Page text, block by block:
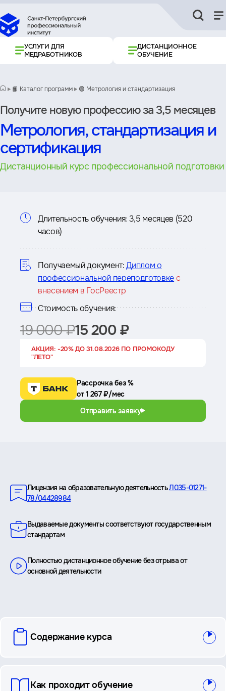
УСЛУГИ ДЛЯ
МЕДРАБОТНИКОВ
ДИСТАНЦИОННОЕ
ОБУЧЕНИЕ
📙 Каталог программ 🟢 Метрология и стандартизация
Получите новую профессию за 3,5 месяцев
Метрология, стандартизация и
сертификация
Дистанционный курс профессиональной подготовки
Информация
курсе
Длительность обучения: 3,5 месяцев (520
часов)
Получаемый документ: Диплом о
профессиональной переподготовкес
внесением в ГосРеестр
Стоимость обучения:
19 000 ₽15 200 ₽
АКЦИЯ: -20% ДО 31.08.2026 ПО ПРОМОКОДУ
"ЛЕТО"
Рассрочка без %
от 1 267 ₽/мес
Отправить заявку
Лицензия на образовательную деятельностьЛ035-01271-
78/04428984
Выдаваемые документы соответствуют государственным
стандартам
Полностью дистанционное обучение без отрыва от
основной деятельности
вопросы
Содержание курса
Как проходит обучение